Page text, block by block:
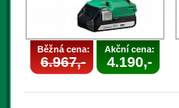
Běžná cena:
6.967,-
Akční cena:
4.190,-